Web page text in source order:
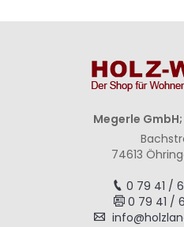
Megerle
74613
0 79 41 /
0 79 41 /